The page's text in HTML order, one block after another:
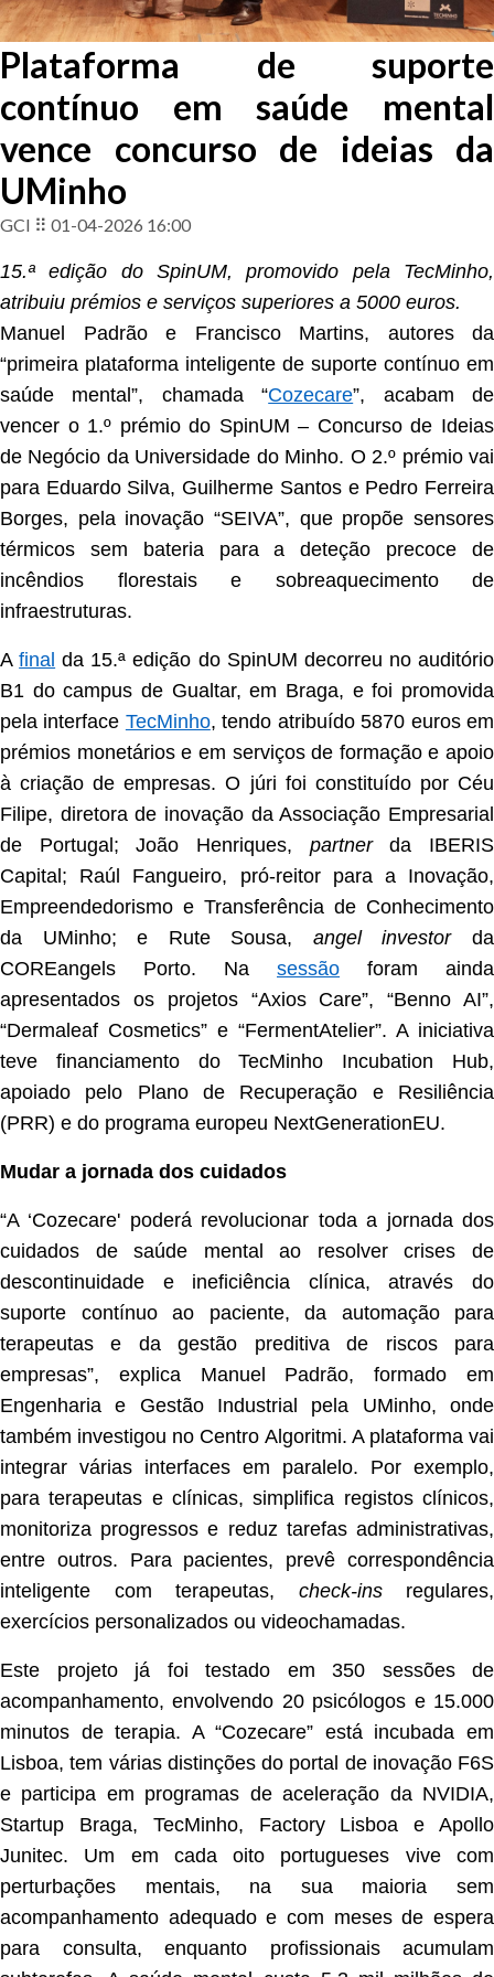
Plataforma de suporte
contínuo em saúde mental
vence concurso de ideias da
UMinho
GCI ⠿ 01-04-2026 16:00
15.ª edição do SpinUM, promovido pela TecMinho,
atribuiu prémios e serviços superiores a 5000 euros.
Manuel Padrão e Francisco Martins, autores da
“primeira plataforma inteligente de suporte contínuo em
saúde mental”, chamada “Cozecare”, acabam de
vencer o 1.º prémio do SpinUM – Concurso de Ideias
de Negócio da Universidade do Minho. O 2.º prémio vai
para Eduardo Silva, Guilherme Santos e Pedro Ferreira
Borges, pela inovação “SEIVA”, que propõe sensores
térmicos sem bateria para a deteção precoce de
incêndios florestais e sobreaquecimento de
infraestruturas.
Afinal da 15.ª edição do SpinUM decorreu no auditório
B1 do campus de Gualtar, em Braga, e foi promovida
pela interface TecMinho, tendo atribuído 5870 euros em
prémios monetários e em serviços de formação e apoio
à criação de empresas. O júri foi constituído por Céu
Filipe, diretora de inovação da Associação Empresarial
de Portugal; João Henriques, partnerda IBERIS
Capital; Raúl Fangueiro, pró-reitor para a Inovação,
Empreendedorismo e Transferência de Conhecimento
da UMinho; e Rute Sousa, angel investorda
COREangels Porto. Na sessão foram ainda
apresentados os projetos “Axios Care”, “Benno AI”,
“Dermaleaf Cosmetics” e “FermentAtelier”. A iniciativa
teve financiamento do TecMinho Incubation Hub,
apoiado pelo Plano de Recuperação e Resiliência
(PRR) e do programa europeu NextGenerationEU.
Mudar a jornada dos cuidados
“A ‘Cozecare' poderá revolucionar toda a jornada dos
cuidados de saúde mental ao resolver crises de
descontinuidade e ineficiência clínica, através do
suporte contínuo ao paciente, da automação para
terapeutas e da gestão preditiva de riscos para
empresas”, explica Manuel Padrão, formado em
Engenharia e Gestão Industrial pela UMinho, onde
também investigou no Centro Algoritmi. A plataforma vai
integrar várias interfaces em paralelo. Por exemplo,
para terapeutas e clínicas, simplifica registos clínicos,
monitoriza progressos e reduz tarefas administrativas,
entre outros. Para pacientes, prevê correspondência
inteligente com terapeutas, check-insregulares,
exercícios personalizados ou videochamadas.
Este projeto já foi testado em 350 sessões de
acompanhamento, envolvendo 20 psicólogos e 15.000
minutos de terapia. A “Cozecare” está incubada em
Lisboa, tem várias distinções do portal de inovação F6S
e participa em programas de aceleração da NVIDIA,
Startup Braga, TecMinho, Factory Lisboa e Apollo
Junitec. Um em cada oito portugueses vive com
perturbações mentais, na sua maioria sem
acompanhamento adequado e com meses de espera
para consulta, enquanto profissionais acumulam